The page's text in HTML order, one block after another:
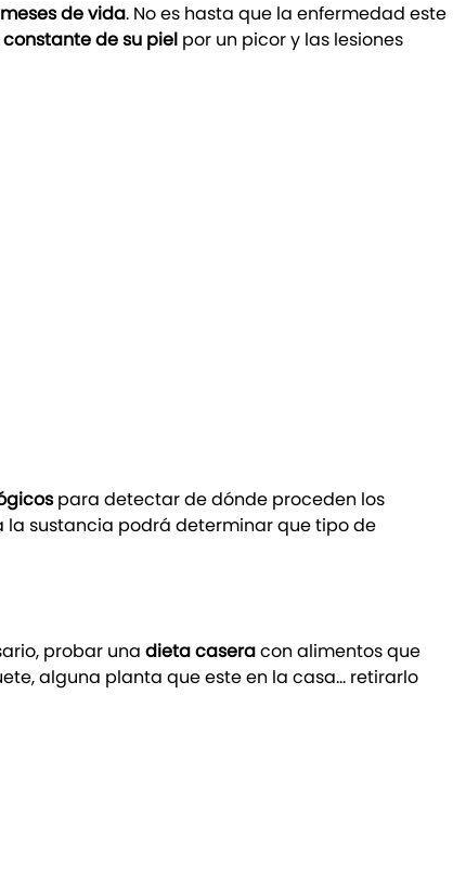
de vida. No es hasta que la enfermedad este
de su piel por un picor y las lesiones
para detectar de dónde proceden los
sustancia podrá determinar que tipo de
probar una dieta caseracon alimentos que
alguna planta que este en la casa… retirarlo